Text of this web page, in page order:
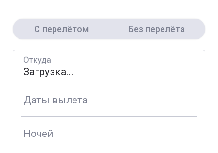
С перелётом Без перелёта
Откуда
Даты вылета
Ночей